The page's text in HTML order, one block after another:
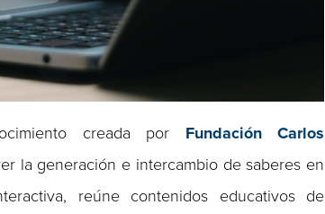
creada por Fundación Carlos
la generación e intercambio de saberes en
reúne contenidos educativos de